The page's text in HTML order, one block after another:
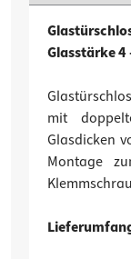
Glasstärke 4
mit
Glasdicken
Montage